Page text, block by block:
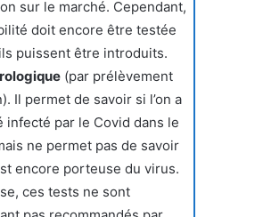
sur le marché. Cependant,
doit encore être testée
puissent être introduits.
(par prélèvement
Il permet de savoir si l’on a
infecté par le Covid dans le
ne permet pas de savoir
encore porteuse du virus.
ces tests ne sont